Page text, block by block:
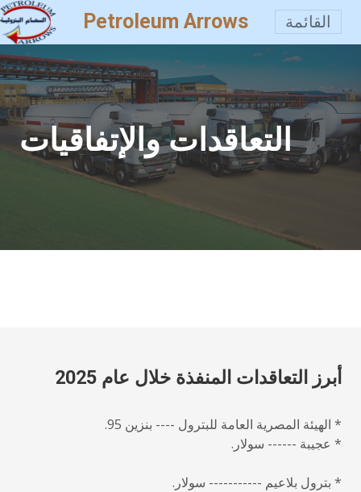
Petroleum Arrows القائمة
التعاقدات والإتفاقيات
أبرز التعاقدات المنفذة خلال عام 2025
* الهيئة المصرية العامة للبترول ---- بنزين 95.
* عجيبة ------ سولار.
* بترول بلاعيم ----------- سولار.